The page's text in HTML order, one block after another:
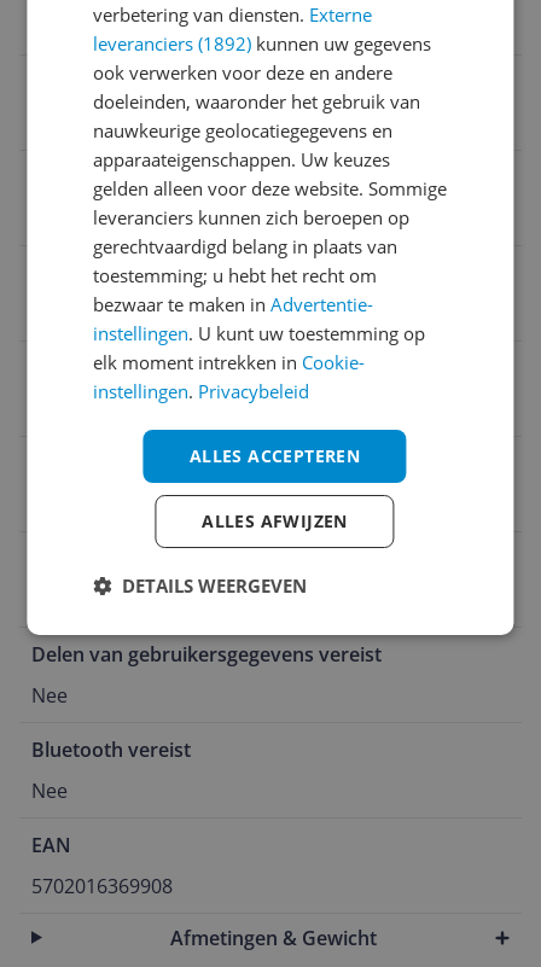
Mogelijke vereisten instellen en gebruik
App werkt op besturingssyteem
Niet van toepassing
Mobiele data verbinding mogelijk
App vereist voor volledige functionaliteit
Wifi vereist
Niet van toepassing
Delen van gebruikersgegevens vereist
Nee
Bluetooth vereist
Nee
EAN
5702016369908
Afmetingen & Gewicht
verbetering van diensten. Externe
leveranciers (1892) kunnen uw gegevens
ook verwerken voor deze en andere
doeleinden, waaronder het gebruik van
nauwkeurige geolocatiegegevens en
apparaateigenschappen. Uw keuzes
gelden alleen voor deze website. Sommige
leveranciers kunnen zich beroepen op
gerechtvaardigd belang in plaats van
toestemming; u hebt het recht om
bezwaar te maken inAdvertentie-
instellingen. U kunt uw toestemming op
elk moment intrekken in Cookie-
instellingen. Privacybeleid
ALLES ACCEPTEREN
ALLES AFWIJZEN
DETAILS WEERGEVEN